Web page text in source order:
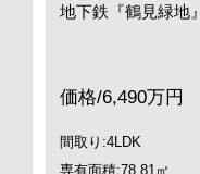
地下鉄『鶴見緑地
価格/6,490万円
間取り:4LDK
専有面積:78.81㎡